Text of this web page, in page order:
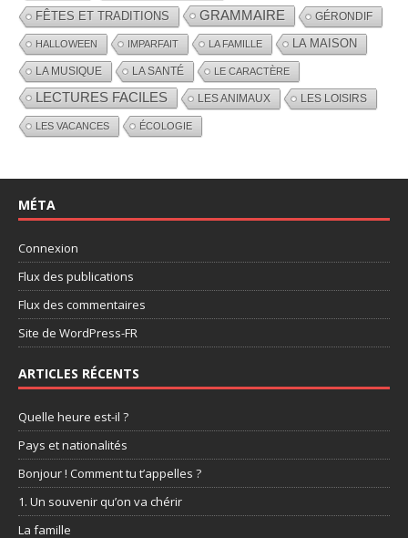
FÊTES ET TRADITIONS GRAMMAIRE GÉRONDIF
HALLOWEEN IMPARFAIT LA FAMILLE LA MAISON
LA MUSIQUE LA SANTÉ LE CARACTÈRE
LECTURES FACILES LES ANIMAUX LES LOISIRS
LES VACANCES ÉCOLOGIE
MÉTA
Connexion
Flux des publications
Flux des commentaires
Site de WordPress-FR
ARTICLES RÉCENTS
Quelle heure est-il ?
Pays et nationalités
Bonjour ! Comment tu t’appelles ?
1. Un souvenir qu’on va chérir
La famille